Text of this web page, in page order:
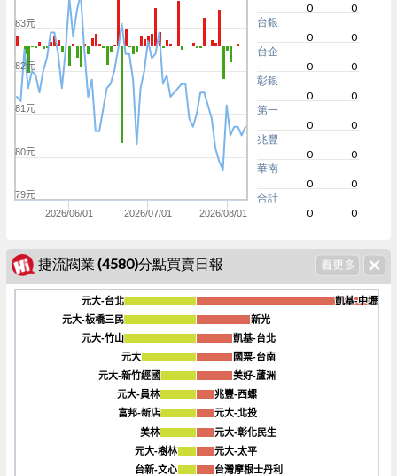
2026/06/01 2026/07/01 2026/08/01
79元
80元
81元
82元
83元
-400
0
0
台銀
0
0
台企
0
0
彰銀
0
0
第一
0
0
兆豐
0
0
華南
0
0
合計
0
0
捷流閥業 (4580)分點買賣日報
凱基-中壢
凱基-中壢
新光
新光
凱基-台北
凱基-台北
國票-台南
國票-台南
美好-蘆洲
美好-蘆洲
兆豐-西螺
兆豐-西螺
元大-北投
元大-北投
元大-彰化民生
元大-彰化民生
元大-太平
元大-太平
台灣摩根士丹利
台灣摩根士丹利
元大-台北
元大-台北
元大-板橋三民
元大-板橋三民
元大-竹山
元大-竹山
元大
元大
元大-新竹經國
元大-新竹經國
元大-員林
元大-員林
富邦-新店
富邦-新店
美林
美林
元大-樹林
元大-樹林
台新-文心
台新-文心